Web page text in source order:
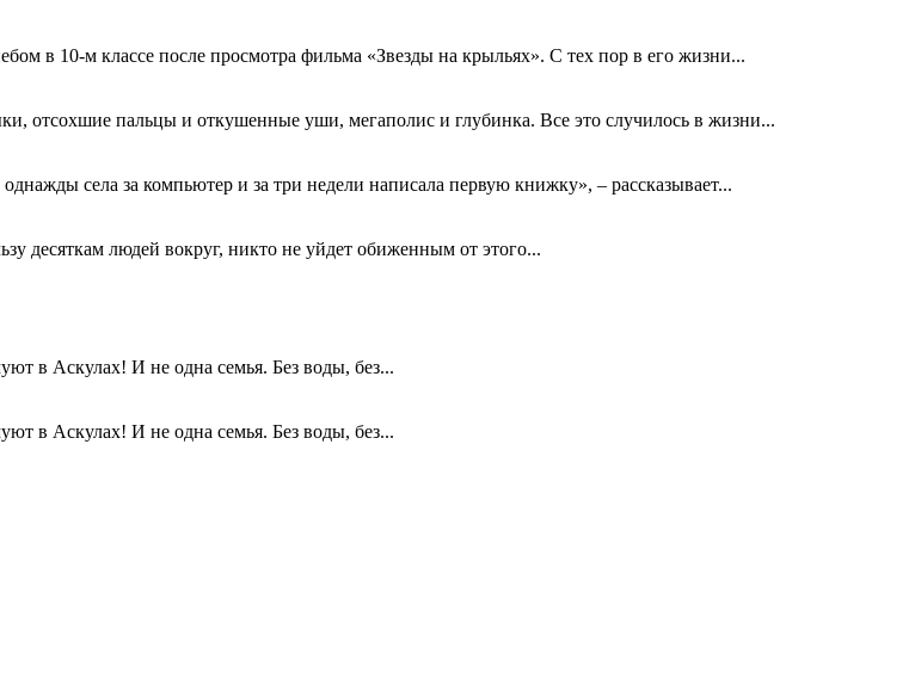
в 10-м классе после просмотра фильма «Звезды на крыльях». С тех пор в его жизни...
отсохшие пальцы и откушенные уши, мегаполис и глубинка. Все это случилось в жизни...
села за компьютер и за три недели написала первую книжку», – рассказывает...
десяткам людей вокруг, никто не уйдет обиженным от этого...
в Аскулах! И не одна семья. Без воды, без...
в Аскулах! И не одна семья. Без воды, без...